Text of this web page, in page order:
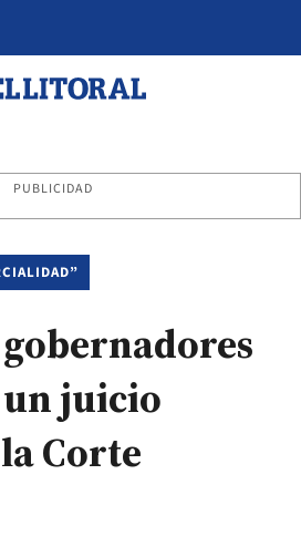
PUBLICIDAD
juicio
Corte